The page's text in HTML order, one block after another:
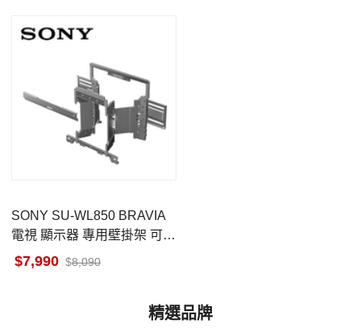
SONY SU-WL850 BRAVIA
電視 顯示器 專用壁掛架 可旋
轉設計 專屬配件 安裝費另計
7,990 8,090
精選品牌